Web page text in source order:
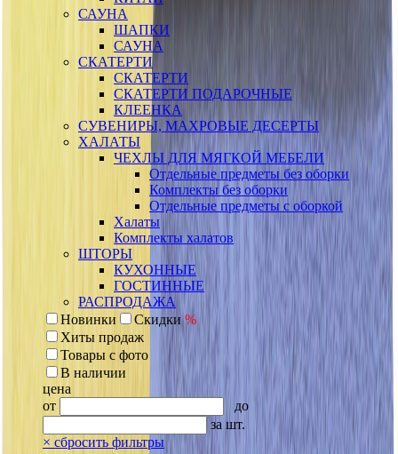
САУНА
ШАПКИ
САУНА
СКАТЕРТИ
СКАТЕРТИ
СКАТЕРТИ ПОДАРОЧНЫЕ
КЛЕЕНКА
СУВЕНИРЫ, МАХРОВЫЕ ДЕСЕРТЫ
ХАЛАТЫ
ЧЕХЛЫ ДЛЯ МЯГКОЙ МЕБЕЛИ
Отдельные предметы без оборки
Комплекты без оборки
Отдельные предметы с оборкой
Халаты
Комплекты халатов
ШТОРЫ
КУХОННЫЕ
ГОСТИННЫЕ
РАСПРОДАЖА
Новинки
Скидки%
Хиты продаж
Товары с фото
В наличии
цена
от
до
за шт.
× сбросить фильтры